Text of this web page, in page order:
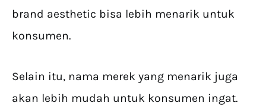
brand aesthetic bisa lebih menarik untuk
konsumen.
Selain itu, nama merek yang menarik juga
akan lebih mudah untuk konsumen ingat.